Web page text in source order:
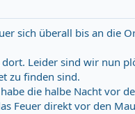
sich überall bis an die
Leider sind wir nun
zu finden sind.
die halbe Nacht vor
Feuer direkt vor den